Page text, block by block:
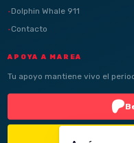
Dolphin Whale 911
Contacto
APOYA A MAREA
Tu apoyo mantiene vivo el